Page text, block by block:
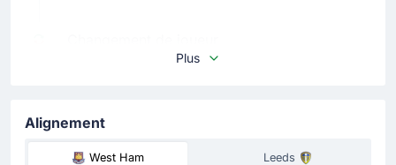
Valentin Castellanos
West Ham United FC ici au London Stadium.
Plus
Alignement
West Ham Leeds